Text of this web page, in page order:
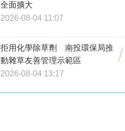
全面擴大
2026-08-04 11:07
拒用化學除草劑 南投環保局推
動雜草友善管理示範區
2026-08-04 13:17
/